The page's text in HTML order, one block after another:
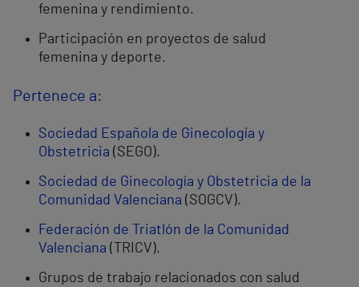
femenina y rendimiento.
Participación en proyectos de salud
femenina y deporte.
Pertenece a:
Sociedad Española de Ginecología y
Obstetricia (SEGO).
Sociedad de Ginecología y Obstetricia de la
Comunidad Valenciana (SOGCV).
Federación de Triatlón de la Comunidad
Valenciana (TRICV).
Grupos de trabajo relacionados con salud